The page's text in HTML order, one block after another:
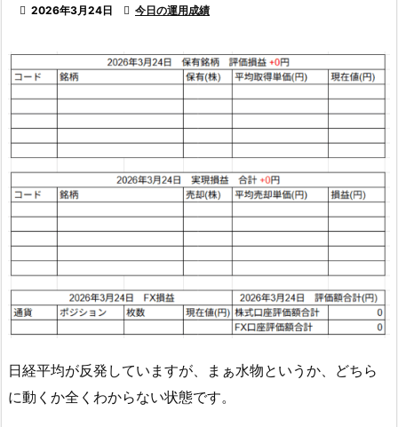
 2026年3月24日  今日の運用成績
日経平均が反発していますが、まぁ水物というか、どちら
に動くか全くわからない状態です。